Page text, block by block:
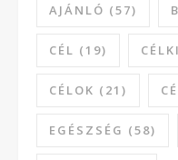
AJÁNLÓ (57)
CÉL (19)
CÉLOK (21)
EGÉSZSÉG (58)